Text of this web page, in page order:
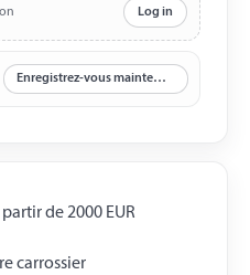
Log in
Enregistrez-vous maintenant
de 2000 EUR
carrossier